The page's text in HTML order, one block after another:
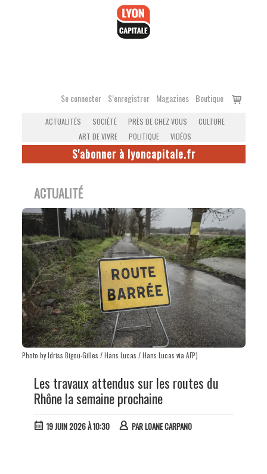
Se connecter S’enregistrer Magazines Boutique
Voir
ACTUALITÉS SOCIÉTÉ PRÈS DE CHEZ VOUS
CULTURE
ART DE VIVRE
POLITIQUE VIDÉOS
S'abonner à lyoncapitale.fr
ACTUALITÉ
Photo by Idriss Bigou-Gilles / Hans Lucas / Hans Lucas via AFP)
Les travaux attendus sur les routes du
Rhône la semaine prochaine
19 JUIN 2026 À 10:30 PARLOANE CARPANO